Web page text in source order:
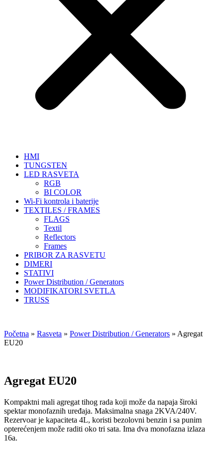
HMI
TUNGSTEN
LED RASVETA
RGB
BI COLOR
Wi-Fi kontrola i baterije
TEXTILES / FRAMES
FLAGS
Textil
Reflectors
Frames
PRIBOR ZA RASVETU
DIMERI
STATIVI
Power Distribution / Generators
MODIFIKATORI SVETLA
TRUSS
Početna » Rasveta » Power Distribution / Generators » Agregat
EU20
Agregat EU20
Kompaktni mali agregat tihog rada koji može da napaja široki
spektar monofaznih uređaja. Maksimalna snaga 2KVA/240V.
Rezervoar je kapaciteta 4L, koristi bezolovni benzin i sa punim
opterećenjem može raditi oko tri sata. Ima dva monofazna izlaza
16a.